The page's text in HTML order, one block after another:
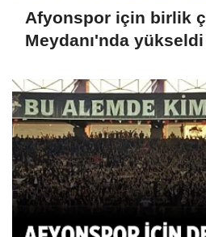
Afyonspor için birlik
Meydanı'nda yükseldi